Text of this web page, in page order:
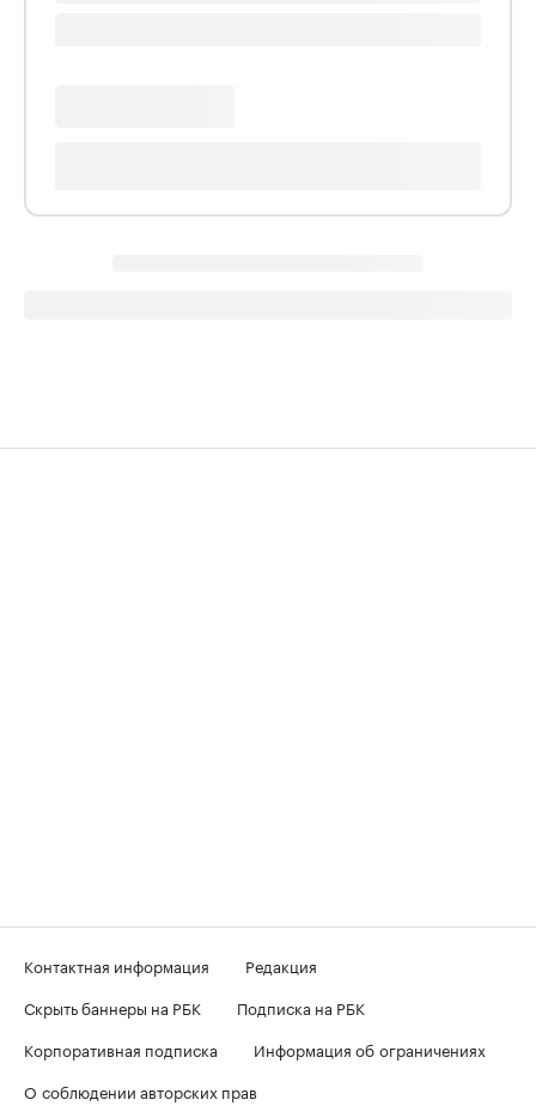
Контактная информация
Редакция
Скрыть баннеры на РБК
Подписка на РБК
Корпоративная подписка
Информация об ограничениях
О соблюдении авторских прав